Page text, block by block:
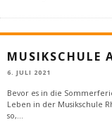
MUSIKSCHULE
6. JULI 2021
Bevor es in die
Leben in der Musikschule
so,...